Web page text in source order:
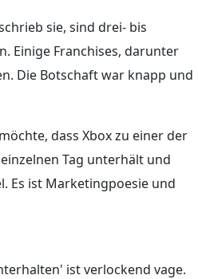
sie, sind drei- bis
Einige Franchises, darunter
Die Botschaft war knapp und
dass Xbox zu einer der
Tag unterhält und
Es ist Marketingpoesie und
ist verlockend vage.